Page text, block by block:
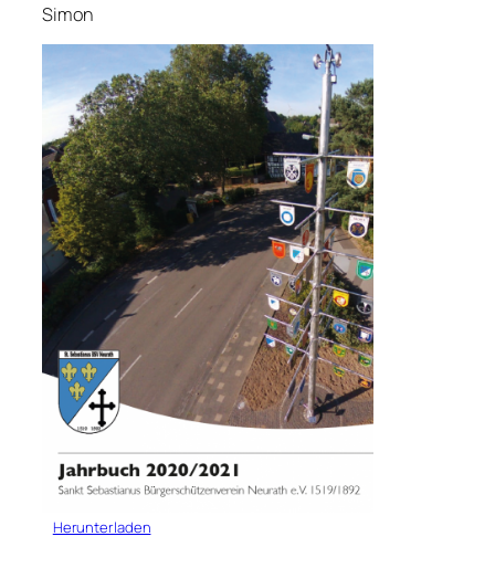
Simon
Herunterladen